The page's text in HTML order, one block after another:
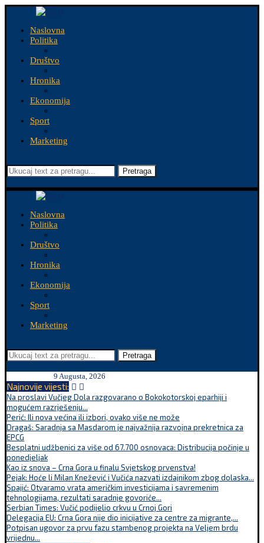
Naslovna
Politika
Društvo
Hronika
Ekonomija
Sport
Marketing
Pretraga
Naslovna
Politika
Društvo
Hronika
Ekonomija
Sport
Marketing
Pretraga
9 Augusta, 2026
Najnovije vijesti:
Na proslavi Vučjeg Dola razgovarano o Bokokotorskoj eparhiji i
mogućem razrješenju...
Perić: Ili nova većina ili izbori, ovako više ne može
Dragaš: Saradnja sa Masdarom je najvažnija razvojna prekretnica za
EPCG
Besplatni udžbenici za više od 67.700 osnovaca: Distribucija počinje u
ponedjeljak
Kao iz snova – Crna Gora u finalu Svjetskog prvenstva!
Pejak: Hoće li Milan Knežević i Vučića nazvati izdajnikom zbog dolaska...
Spajić: Otvaramo vrata američkim investicijama i savremenim
tehnologijama, rezultati saradnje govoriće...
Serbian Times: Vučić podijelio crkvu u Crnoj Gori
Delegacija EU: Crna Gora nije dio inicijative za centre za migrante,...
Potpisan ugovor za prvu fazu stambenog projekta na Veljem brdu
vrijednu...